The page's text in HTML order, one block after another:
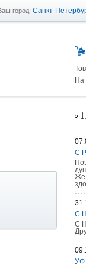
город: Санкт-
На
С
С
С
УФ